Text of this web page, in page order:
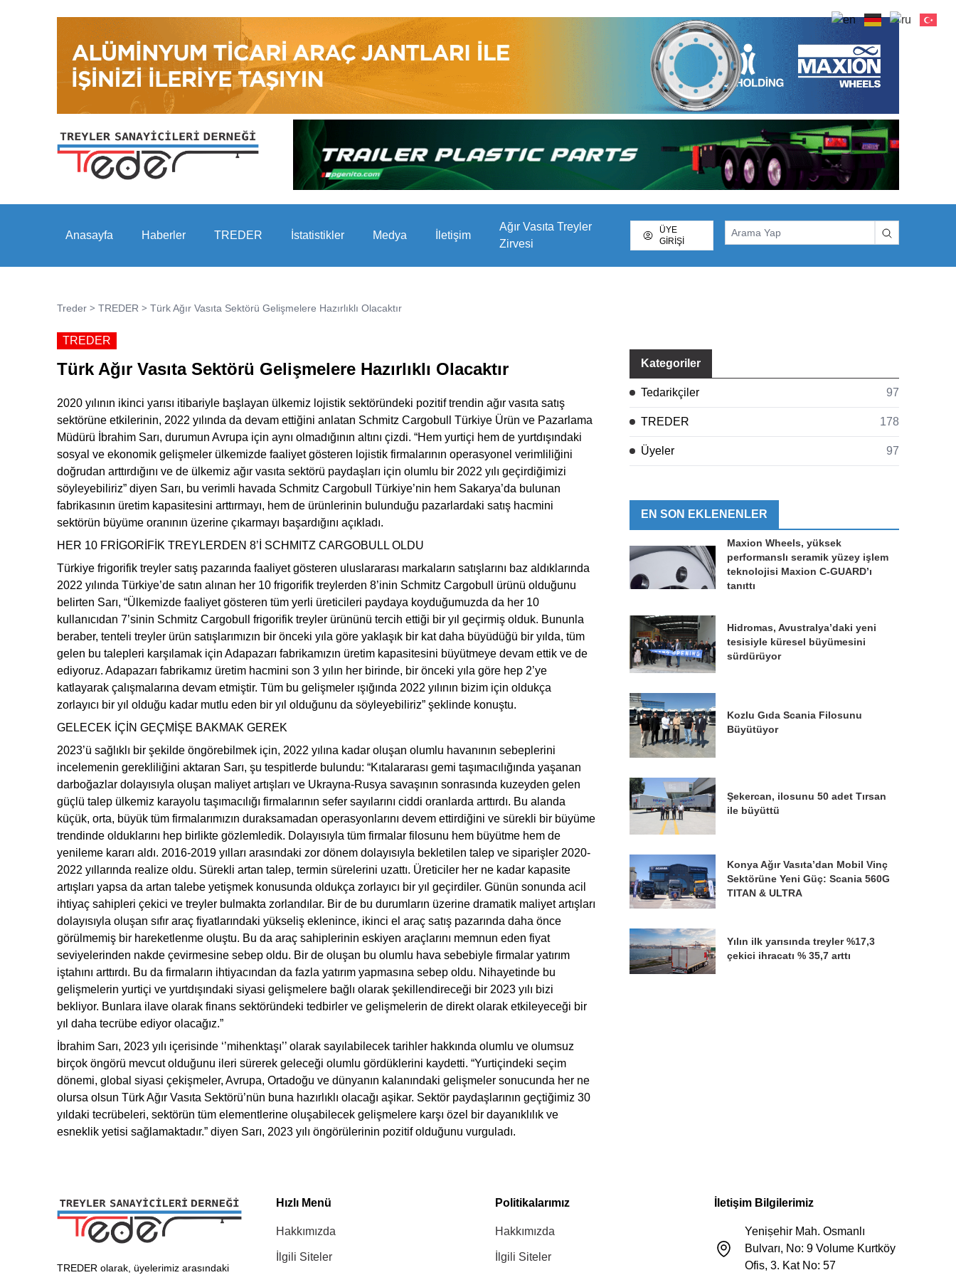
Anasayfa Haberler TREDER İstatistikler Medya İletişim
Ağır Vasıta Treyler
Zirvesi
ÜYE
GİRİŞİ
Treder > TREDER > Türk Ağır Vasıta Sektörü Gelişmelere Hazırlıklı Olacaktır
TREDER
Türk Ağır Vasıta Sektörü Gelişmelere Hazırlıklı Olacaktır
2020 yılının ikinci yarısı itibariyle başlayan ülkemiz lojistik sektöründeki pozitif trendin ağır vasıta satış
sektörüne etkilerinin, 2022 yılında da devam ettiğini anlatan Schmitz Cargobull Türkiye Ürün ve Pazarlama
Müdürü İbrahim Sarı, durumun Avrupa için aynı olmadığının altını çizdi. “Hem yurtiçi hem de yurtdışındaki
sosyal ve ekonomik gelişmeler ülkemizde faaliyet gösteren lojistik firmalarının operasyonel verimliliğini
doğrudan arttırdığını ve de ülkemiz ağır vasıta sektörü paydaşları için olumlu bir 2022 yılı geçirdiğimizi
söyleyebiliriz” diyen Sarı, bu verimli havada Schmitz Cargobull Türkiye’nin hem Sakarya’da bulunan
fabrikasının üretim kapasitesini arttırmayı, hem de ürünlerinin bulunduğu pazarlardaki satış hacmini
sektörün büyüme oranının üzerine çıkarmayı başardığını açıkladı.
HER 10 FRİGORİFİK TREYLERDEN 8’İ SCHMITZ CARGOBULL OLDU
Türkiye frigorifik treyler satış pazarında faaliyet gösteren uluslararası markaların satışlarını baz aldıklarında
2022 yılında Türkiye’de satın alınan her 10 frigorifik treylerden 8’inin Schmitz Cargobull ürünü olduğunu
belirten Sarı, “Ülkemizde faaliyet gösteren tüm yerli üreticileri paydaya koyduğumuzda da her 10
kullanıcıdan 7’sinin Schmitz Cargobull frigorifik treyler ürününü tercih ettiği bir yıl geçirmiş olduk. Bununla
beraber, tenteli treyler ürün satışlarımızın bir önceki yıla göre yaklaşık bir kat daha büyüdüğü bir yılda, tüm
gelen bu talepleri karşılamak için Adapazarı fabrikamızın üretim kapasitesini büyütmeye devam ettik ve de
ediyoruz. Adapazarı fabrikamız üretim hacmini son 3 yılın her birinde, bir önceki yıla göre hep 2’ye
katlayarak çalışmalarına devam etmiştir. Tüm bu gelişmeler ışığında 2022 yılının bizim için oldukça
zorlayıcı bir yıl olduğu kadar mutlu eden bir yıl olduğunu da söyleyebiliriz” şeklinde konuştu.
GELECEK İÇİN GEÇMİŞE BAKMAK GEREK
2023’ü sağlıklı bir şekilde öngörebilmek için, 2022 yılına kadar oluşan olumlu havanının sebeplerini
incelemenin gerekliliğini aktaran Sarı, şu tespitlerde bulundu: “Kıtalararası gemi taşımacılığında yaşanan
darboğazlar dolayısıyla oluşan maliyet artışları ve Ukrayna-Rusya savaşının sonrasında kuzeyden gelen
güçlü talep ülkemiz karayolu taşımacılığı firmalarının sefer sayılarını ciddi oranlarda arttırdı. Bu alanda
küçük, orta, büyük tüm firmalarımızın duraksamadan operasyonlarını devem ettirdiğini ve sürekli bir büyüme
trendinde olduklarını hep birlikte gözlemledik. Dolayısıyla tüm firmalar filosunu hem büyütme hem de
yenileme kararı aldı. 2016-2019 yılları arasındaki zor dönem dolayısıyla bekletilen talep ve siparişler 2020-
2022 yıllarında realize oldu. Sürekli artan talep, termin sürelerini uzattı. Üreticiler her ne kadar kapasite
artışları yapsa da artan talebe yetişmek konusunda oldukça zorlayıcı bir yıl geçirdiler. Günün sonunda acil
ihtiyaç sahipleri çekici ve treyler bulmakta zorlandılar. Bir de bu durumların üzerine dramatik maliyet artışları
dolayısıyla oluşan sıfır araç fiyatlarındaki yükseliş eklenince, ikinci el araç satış pazarında daha önce
görülmemiş bir hareketlenme oluştu. Bu da araç sahiplerinin eskiyen araçlarını memnun eden fiyat
seviyelerinden nakde çevirmesine sebep oldu. Bir de oluşan bu olumlu hava sebebiyle firmalar yatırım
iştahını arttırdı. Bu da firmaların ihtiyacından da fazla yatırım yapmasına sebep oldu. Nihayetinde bu
gelişmelerin yurtiçi ve yurtdışındaki siyasi gelişmelere bağlı olarak şekillendireceği bir 2023 yılı bizi
bekliyor. Bunlara ilave olarak finans sektöründeki tedbirler ve gelişmelerin de direkt olarak etkileyeceği bir
yıl daha tecrübe ediyor olacağız.”
İbrahim Sarı, 2023 yılı içerisinde ‘’mihenktaşı’’ olarak sayılabilecek tarihler hakkında olumlu ve olumsuz
birçok öngörü mevcut olduğunu ileri sürerek geleceği olumlu gördüklerini kaydetti. “Yurtiçindeki seçim
dönemi, global siyasi çekişmeler, Avrupa, Ortadoğu ve dünyanın kalanındaki gelişmeler sonucunda her ne
olursa olsun Türk Ağır Vasıta Sektörü’nün buna hazırlıklı olacağı aşikar. Sektör paydaşlarının geçtiğimiz 30
yıldaki tecrübeleri, sektörün tüm elementlerine oluşabilecek gelişmelere karşı özel bir dayanıklılık ve
esneklik yetisi sağlamaktadır.” diyen Sarı, 2023 yılı öngörülerinin pozitif olduğunu vurguladı.
Kategoriler
Tedarikçiler 97
TREDER 178
Üyeler 97
EN SON EKLENENLER
Maxion Wheels, yüksek
performanslı seramik yüzey işlem
teknolojisi Maxion C-GUARD’ı
tanıttı
Hidromas, Avustralya’daki yeni
tesisiyle küresel büyümesini
sürdürüyor
Kozlu Gıda Scania Filosunu
Büyütüyor
Şekercan, ilosunu 50 adet Tırsan
ile büyüttü
Konya Ağır Vasıta’dan Mobil Vinç
Sektörüne Yeni Güç: Scania 560G
TITAN & ULTRA
Yılın ilk yarısında treyler %17,3
çekici ihracatı % 35,7 arttı
TREDER olarak, üyelerimiz arasındaki
Hızlı Menü
Hakkımızda
İlgili Siteler
Politikalarımız
Hakkımızda
İlgili Siteler
İletişim Bilgilerimiz
Yenișehir Mah. Osmanlı
Bulvarı, No: 9 Volume Kurtköy
Ofis, 3. Kat No: 57